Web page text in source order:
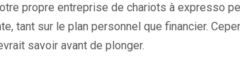
propre entreprise de chariots à expresso
tant sur le plan personnel que financier.
savoir avant de plonger.